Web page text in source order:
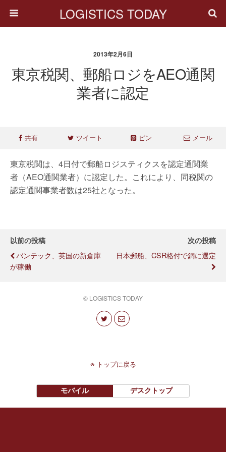
LOGISTICS TODAY
2013年2月6日
東京税関、郵船ロジをAEO通関
業者に認定
共有 ツイート ピン メール
東京税関は、4日付で郵船ロジスティクスを認定通関業
者（AEO通関業者）に認定した。これにより、同税関の
認定通関事業者数は25社となった。
以前の投稿
バンテック、英国の新倉庫
が稼働
次の投稿
日本郵船、CSR格付で銅に選定
© LOGISTICS TODAY
トップに戻る
モバイル デスクトップ